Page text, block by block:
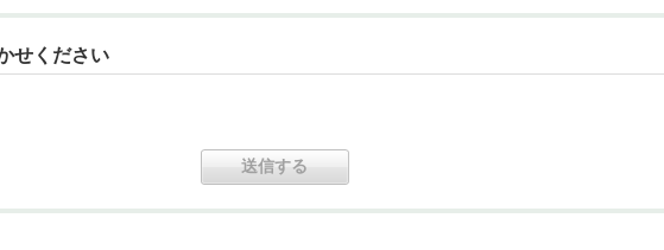
せください